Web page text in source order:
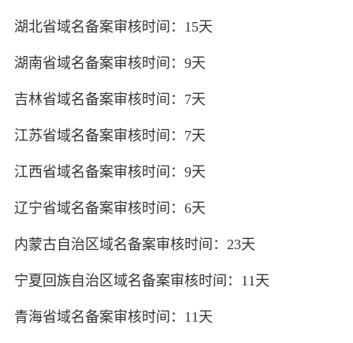
湖北省域名备案审核时间：15天
湖南省域名备案审核时间：9天
吉林省域名备案审核时间：7天
江苏省域名备案审核时间：7天
江西省域名备案审核时间：9天
辽宁省域名备案审核时间：6天
内蒙古自治区域名备案审核时间：23天
宁夏回族自治区域名备案审核时间：11天
青海省域名备案审核时间：11天